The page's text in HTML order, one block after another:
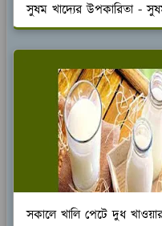
সুষম খাদ্যের উপকারিতা -
সকালে খালি পেটে দুধ